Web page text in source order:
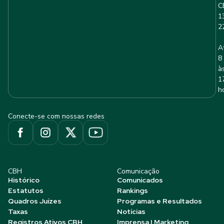
8
Conecte-se com nossas redes
CBH
Histórico
Estatutos
Quadros Juízes
Taxas
Registros Ativos CBH
Comunicação
Comunicados
Rankings
Programas e Resultados
Notícias
Imprensa | Marketing